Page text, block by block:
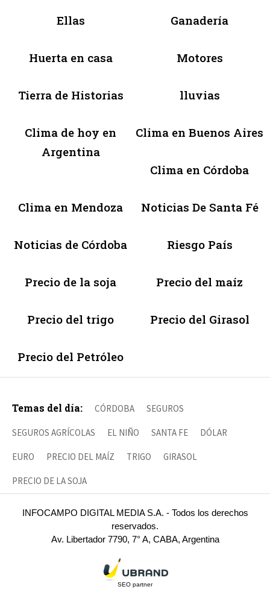
Ellas Ganadería
Huerta en casa Motores
Tierra de Historias lluvias
Clima de hoy en
Argentina
Clima en Buenos Aires
Clima en Córdoba
Clima en Mendoza Noticias De Santa Fé
Noticias de Córdoba Riesgo País
Precio de la soja Precio del maíz
Precio del trigo Precio del Girasol
Precio del Petróleo
Temas del día: CÓRDOBA SEGUROS
SEGUROS AGRÍCOLAS EL NIÑO SANTA FE DÓLAR
EURO PRECIO DEL MAÍZ TRIGO GIRASOL
PRECIO DE LA SOJA
INFOCAMPO DIGITAL MEDIA S.A. - Todos los derechos
reservados.
Av. Libertador 7790, 7° A, CABA, Argentina
SEO partner